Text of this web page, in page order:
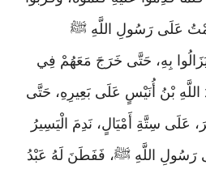
عَلَى رَسُولِ اللَّهِ ﷺ
بِهِ، حَتَّى خَرَجَ مَعَهُمْ فِي
بْنُ أُنَيْسٍ عَلَى بَعِيرِهِ، حَتَّى
عَلَى سِتَّةِ أَمْيَالٍ، نَدِمَ الْيَسِيرُ
رَسُولِ اللَّهِ ﷺ، فَفَطَنَ لَهُ عَبْدُ